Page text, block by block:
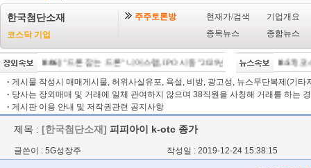
한국첨단소재
코스닥 기업
주주토론방 현재가/검색
기업개요
종목뉴스
종합뉴스
[08/06]"드론 잡는 드론" 니어스랩, IPO 시동 "2029년 방공망 체계 편입" [08/
[08:57]코스
· 게시물 작성시 매매게시물, 허위사실유포, 욕설, 비방, 광고성, 뉴스무단복제(기타
· 당사는 장외매매 및 거래에 일체 관여하지 않으며 38직원을 사칭해 거래를 하는
· 게시판 이용 안내 및 저작권관련 공지사항
제목 : [한국첨단소재] 피피아이 k-otc 종가
글쓴이 : 5G성장주 작성일 : 2019-12-24 15:38:15